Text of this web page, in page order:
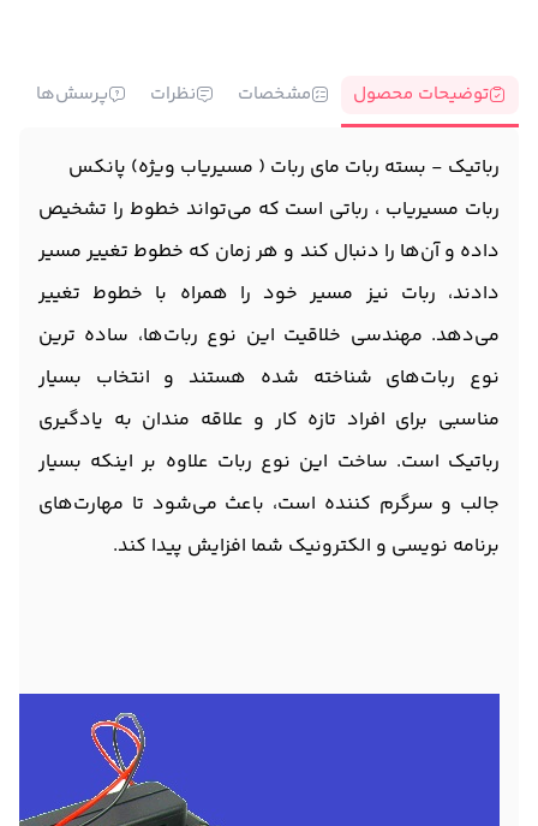
توضیحات محصول مشخصات نظرات پرسش‌ها
رباتیک - بسته ربات مای ربات ( مسیریاب ویژه) پانکس
ربات مسیریاب ، رباتی است که می‌تواند خطوط را تشخیص
داده و آن‌ها را دنبال کند و هر زمان که خطوط تغییر مسیر
دادند، ربات نیز مسیر خود را همراه با خطوط تغییر
می‌دهد. مهندسی خلاقیت این نوع ربات‌ها، ساده ترین
نوع ربات‌های شناخته شده هستند و انتخاب بسیار
مناسبی برای افراد تازه کار و علاقه مندان به یادگیری
رباتیک است. ساخت این نوع ربات علاوه بر اینکه بسیار
جالب و سرگرم کننده است، باعث می‌شود تا مهارت‌های
برنامه نویسی و الکترونیک شما افزایش پیدا کند.